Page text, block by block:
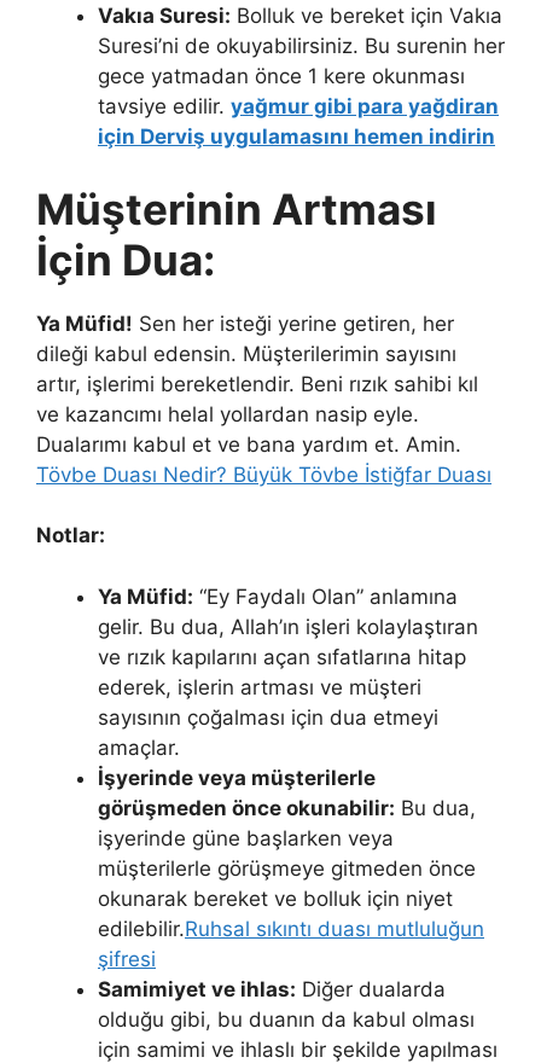
Vakıa Suresi: Bolluk ve bereket için Vakıa
Suresi’ni de okuyabilirsiniz. Bu surenin her
gece yatmadan önce 1 kere okunması
tavsiye edilir. yağmur gibi para yağdiran
için Derviş uygulamasını hemen indirin
Müşterinin Artması
İçin Dua:
Ya Müfid! Sen her isteği yerine getiren, her
dileği kabul edensin. Müşterilerimin sayısını
artır, işlerimi bereketlendir. Beni rızık sahibi kıl
ve kazancımı helal yollardan nasip eyle.
Dualarımı kabul et ve bana yardım et. Amin.
Tövbe Duası Nedir? Büyük Tövbe İstiğfar Duası
Notlar:
Ya Müfid: “Ey Faydalı Olan” anlamına
gelir. Bu dua, Allah’ın işleri kolaylaştıran
ve rızık kapılarını açan sıfatlarına hitap
ederek, işlerin artması ve müşteri
sayısının çoğalması için dua etmeyi
amaçlar.
İşyerinde veya müşterilerle
görüşmeden önce okunabilir: Bu dua,
işyerinde güne başlarken veya
müşterilerle görüşmeye gitmeden önce
okunarak bereket ve bolluk için niyet
edilebilir.Ruhsal sıkıntı duası mutluluğun
şifresi
Samimiyet ve ihlas: Diğer dualarda
olduğu gibi, bu duanın da kabul olması
için samimi ve ihlaslı bir şekilde yapılması